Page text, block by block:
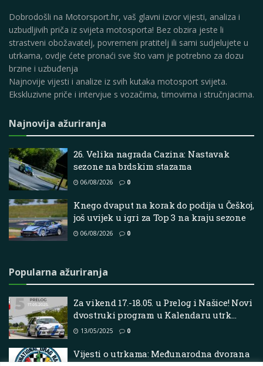
Dobrodošli na Motorsport.hr, vaš glavni izvor vijesti, analiza i
uzbudljivih priča iz svijeta motosporta! Bez obzira jeste li
strastveni obožavatelj, povremeni pratitelj ili sami sudjelujete u
utrkama, ovdje ćete pronaći sve što vam je potrebno za dozu
brzine i uzbuđenja
Najnovije vijesti i analize iz svih kutaka motosport svijeta.
Ekskluzivne priče i intervjue s vozačima, timovima i stručnjacima.
Najnovija ažuriranja
26. Velika nagrada Cazina: Nastavak
sezone na brdskim stazama
06/08/2026 0
Knego dvaput na korak do podija u Češkoj,
još uvijek u igri za Top 3 na kraju sezone
06/08/2026 0
Popularna ažuriranja
Za vikend 17.-18.05. u Prelog i Našice! Novi
dvostruki program u Kalendaru utrk…
13/05/2025 0
Vijesti o utrkama: Međunarodna dvorana